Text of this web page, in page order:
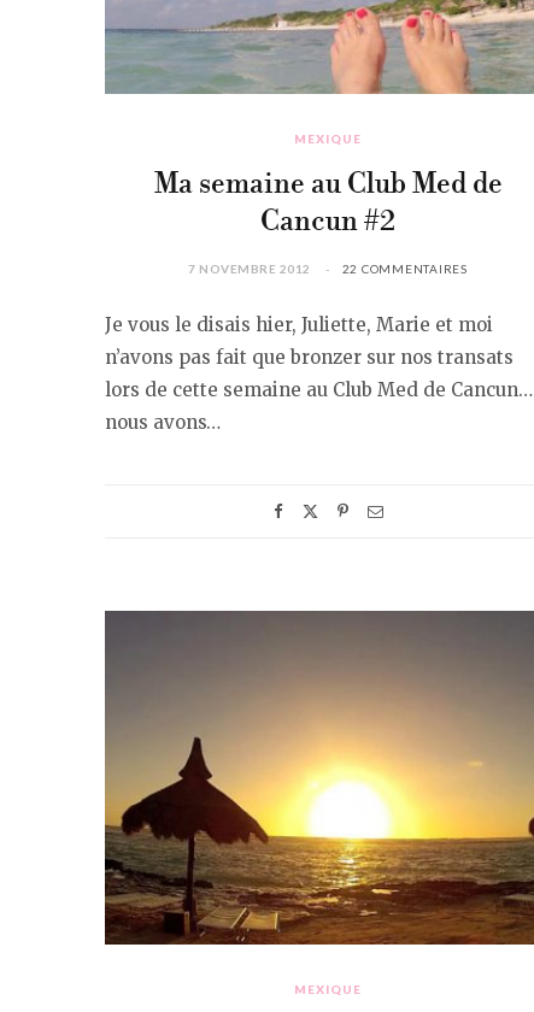
MEXIQUE
Ma semaine au Club Med de
Cancun #2
7 NOVEMBRE 2012 22 COMMENTAIRES
Je vous le disais hier, Juliette, Marie et moi
n’avons pas fait que bronzer sur nos transats
lors de cette semaine au Club Med de Cancun…
nous avons…
MEXIQUE